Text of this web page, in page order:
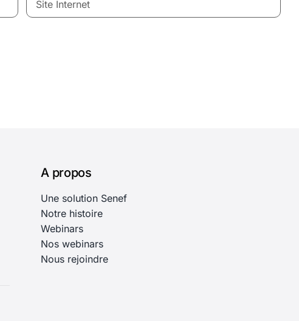
A propos
Une solution Senef
Notre histoire
Webinars
Nos webinars
Nous rejoindre